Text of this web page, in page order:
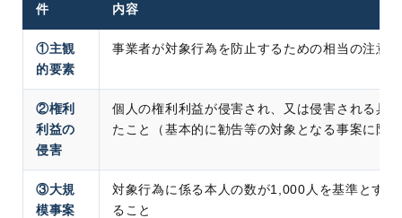
件
内容
①主観
的要素
事業者が対象行為を防止するための相当の注意
②権利
利益の
侵害
個人の権利利益が侵害され、又は侵害される具
たこと（基本的に勧告等の対象となる事案に限
③大規
模事案
対象行為に係る本人の数が1,000人を基準とす
ること